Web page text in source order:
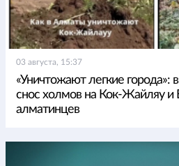
03 августа, 15:37
«Уничтожают легкие города»:
снос холмов на Кок-Жайляу и
алматинцев